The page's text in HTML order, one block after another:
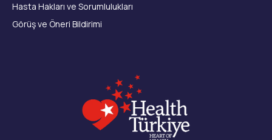
Hasta Hakları ve Sorumlulukları
Görüş ve Öneri Bildirimi